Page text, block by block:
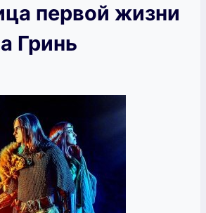
первой жизни
Гринь